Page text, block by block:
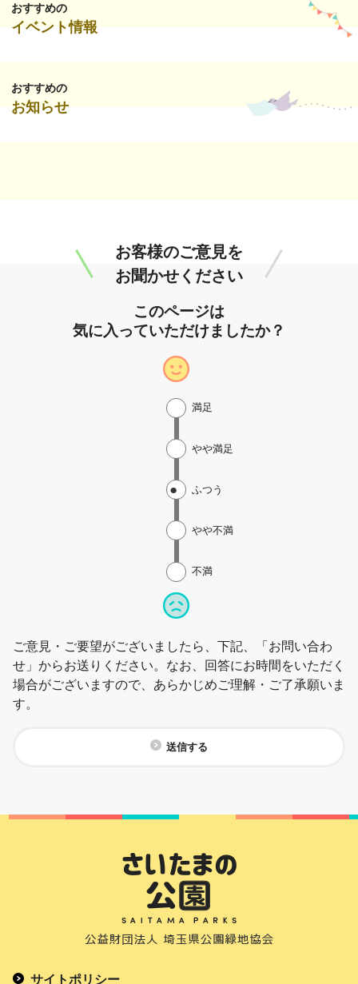
おすすめの
イベント情報
おすすめの
お知らせ
お客様のご意見を
お聞かせください
このページは
気に入っていただけましたか？
不満
やや不満
ふつう
やや満足
満足
ご意見・ご要望がございましたら、下記、「お問い合わ
せ」からお送りください。なお、回答にお時間をいただく
場合がございますので、あらかじめご理解・ご了承願いま
す。
送信する
サイトポリシー